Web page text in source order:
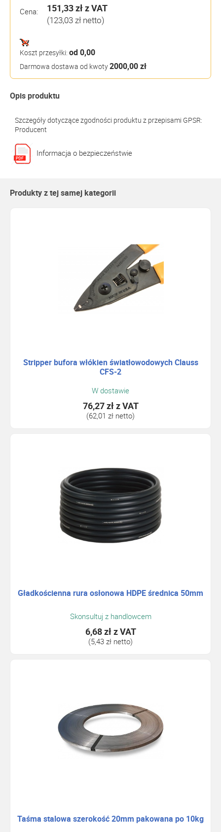
Cena: 151,33 złz VAT
(123,03 zł netto)
Koszt przesyłki: od 0,00
Darmowa dostawa od kwoty2000,00 zł
Opis produktu
Szczegóły dotyczące zgodności produktu z przepisami GPSR:
Producent
Informacja o bezpieczeństwie
Produkty z tej samej kategorii
Stripper bufora włókien światłowodowych Clauss
CFS-2
W dostawie
76,27 złz VAT
(62,01 zł netto)
Gładkościenna rura osłonowa HDPE średnica 50mm
Skonsultuj z handlowcem
6,68 złz VAT
(5,43 zł netto)
Taśma stalowa szerokość 20mm pakowana po 10kg